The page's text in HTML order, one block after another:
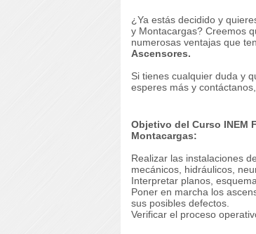
¿Ya estás decidido y
y Montacargas? Creemos
numerosas ventajas que
Ascensores.
Si tienes cualquier duda y
esperes más y contáctanos,
Objetivo del Curso INEM
Montacargas:
Realizar las instalaciones
mecánicos, hidráulicos,
Interpretar planos,
Poner en marcha los
sus posibles defectos.
Verificar el proceso